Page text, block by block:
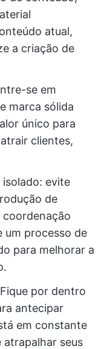
atual,
a criação de
se em
marca sólida
único para
clientes,
evite
de
um processo de
para melhorar a
Fique por dentro
antecipar
em constante
atrapalhar seus